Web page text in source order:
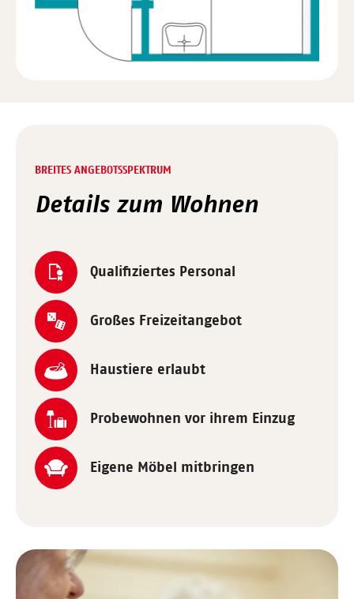
BREITES ANGEBOTSSPEKTRUM
Details zum Wohnen
Qualifiziertes Personal
Großes Freizeitangebot
Haustiere erlaubt
Probewohnen vor ihrem Einzug
Eigene Möbel mitbringen